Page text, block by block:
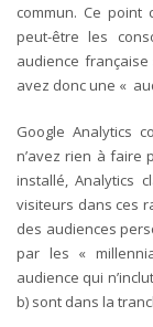
commun. Ce point
peut-être les
audience
avez donc une «
Google Analytics
n’avez rien à faire
installé, Analytics
visiteurs dans ces
des audiences
par les «
audience qui
b) sont dans la